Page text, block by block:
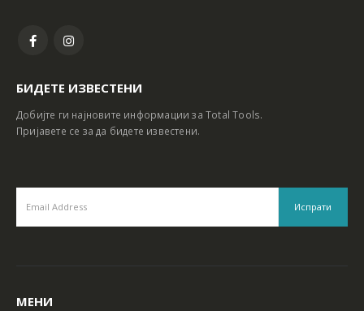
БИДЕТЕ ИЗВЕСТЕНИ
Добијте ги најновите информации за Total Tools.
Пријавете се за да бидете известени.
МЕНИ